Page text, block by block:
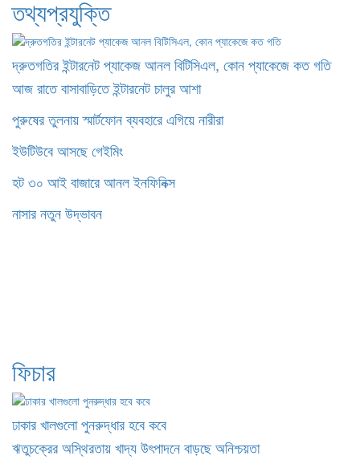
তথ্যপ্রযুক্তি
দ্রুতগতির ইন্টারনেট প্যাকেজ আনল বিটিসিএল, কোন প্যাকেজে কত গতি
আজ রাতে বাসাবাড়িতে ইন্টারনেট চালুর আশা
পুরুষের তুলনায় স্মার্টফোন ব্যবহারে এগিয়ে নারীরা
ইউটিউবে আসছে গেইমিং
হট ৩০ আই বাজারে আনল ইনফিনিক্স
নাসার নতুন উদ্ভাবন
ফিচার
ঢাকার খালগুলো পুনরুদ্ধার হবে কবে
ঋতুচক্রের অস্থিরতায় খাদ্য উৎপাদনে বাড়ছে অনিশ্চয়তা